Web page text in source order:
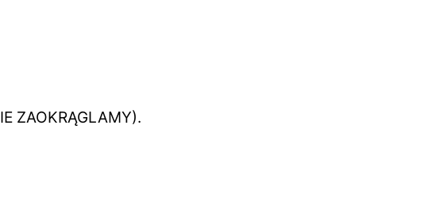
ZAOKRĄGLAMY).